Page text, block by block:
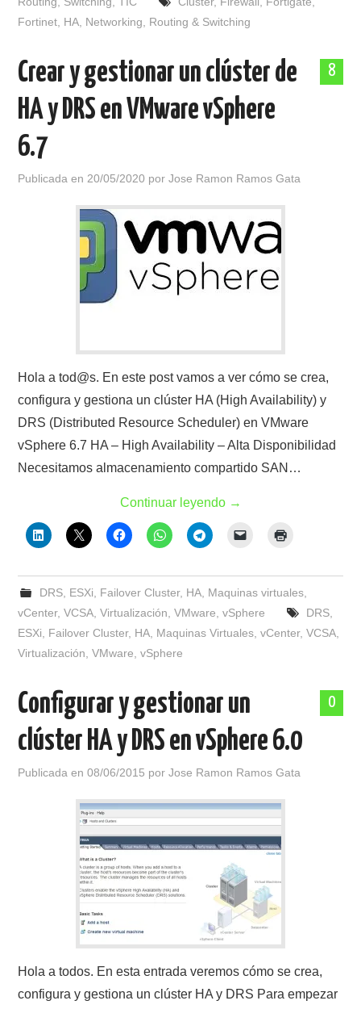
Fortinet HA Networking Routing & Switching
8
Crear y gestionar un clúster de
HA y DRS en VMware vSphere
6.7
Publicada en 20/05/2020 porJose Ramon Ramos Gata
Hola a tod@s. En este post vamos a ver cómo se crea,
configura y gestiona un clúster HA (High Availability) y
DRS (Distributed Resource Scheduler) en VMware
vSphere 6.7 HA – High Availability – Alta Disponibilidad
Necesitamos almacenamiento compartido SAN…
Continuar leyendo →
DRS, ESXi Failover Cluster, HA, Maquinas virtuales,
vCenter,VCSA ,Virtualización ,VMware ,vSphere DRS,
ESXi
Failover Cluster, HA Maquinas Virtuales ,vCenter,VCSA
Virtualización ,VMware ,vSphere
0
Configurar y gestionar un
clúster HA y DRS en vSphere 6.0
Publicada en08/06/2015 porJose Ramon Ramos Gata
Hola a todos. En esta entrada veremos cómo se crea,
configura y gestiona un clúster HA y DRS Para empezar